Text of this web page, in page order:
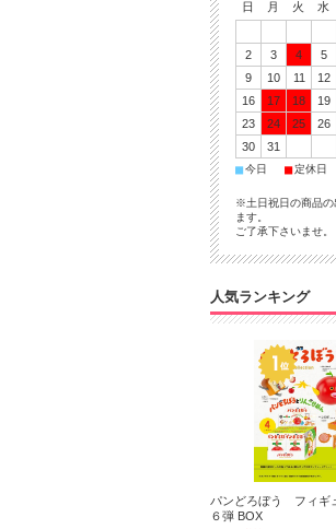
日 月 火 水
2
3 4 5
9
10 11 12
16
17 18 19
23
24 25 26
30
31
■今日 ■定休日
※土日祝日の商品の
ます。
ご了承下さいませ。
人気ランキング
パンどろぼう フィギ
６弾 BOX